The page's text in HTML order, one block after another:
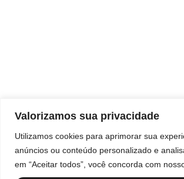
Valorizamos sua privacidade
Utilizamos cookies para aprimorar sua
anúncios ou conteúdo personalizado e
em “Aceitar todos”, você concorda com